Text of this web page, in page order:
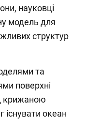
науковці
модель для
структур
та
поверхні
крижаною
існувати океан